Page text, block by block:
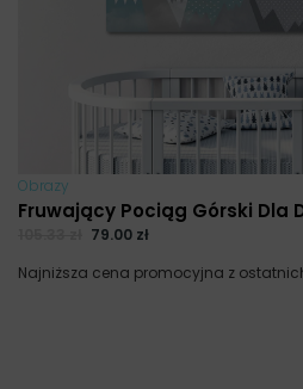
Obrazy
Fruwający Pociąg Górski Dla
79.00 zł
Najniższa cena promocyjna z